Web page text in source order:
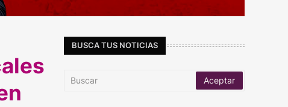
BUSCA TUS NOTICIAS